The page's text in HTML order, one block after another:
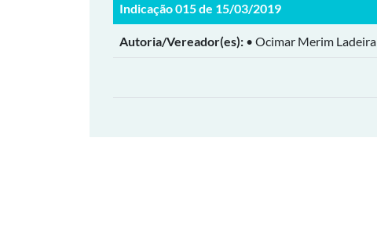
Indicação 015 de 15/03/2019
Autoria/Vereador(es): • Ocimar Merim Ladeira